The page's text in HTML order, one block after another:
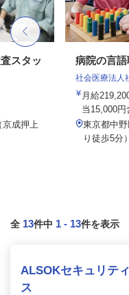
スタッ
京成押上
病院の言
社会医療法
月給
当15,000円
東京都中
り徒歩5分）
全 13件中 1 - 13件を表示
ALSOKセキュリテ
ス